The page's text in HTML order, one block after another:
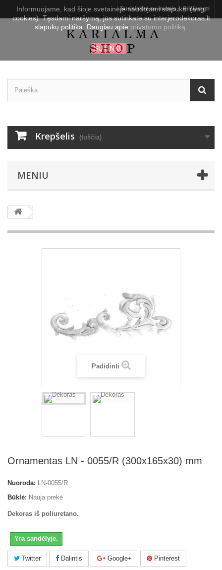
Prisijungti
Susisiekite su mumis
Krepšelis (tuščia)
MENIU
Padidinti
Ornamentas LN - 0055/R (300x165x30) mm
Nuoroda: LN-0055/R
Būklė: Nauja prekė
Dekoras iš poliuretano.
Yra sandėlyje.
Twitter Dalintis Google+ Pinterest
Informuojame, kad šioje svetainėje naudojami slapukai (ang.
cookies). Tęsdami naršymą, jūs sutinkate su interjerodekoras.lt
slapukų politika. Daugiau apie privatumo politiką
SUTINKU